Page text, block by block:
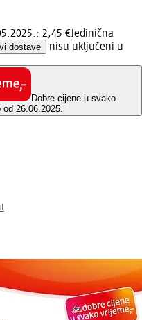
2,45 €Jedinična
dostave
nisu uključeni u
Dobre cijene u svako
od 26.06.2025.